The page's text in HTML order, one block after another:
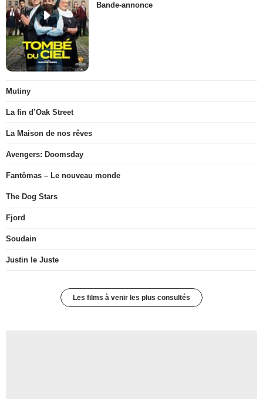
Bande-annonce
Mutiny
La fin d’Oak Street
La Maison de nos rêves
Avengers: Doomsday
Fantômas – Le nouveau monde
The Dog Stars
Fjord
Soudain
Justin le Juste
Les films à venir les plus consultés